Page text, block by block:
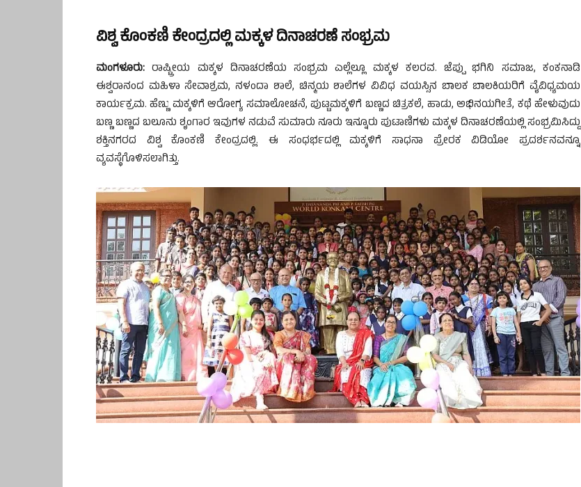
ವಿಶ್ವ ಕೊಂಕಣಿ ಕೇಂದ್ರದಲ್ಲಿ ಮಕ್ಕಳ ದಿನಾಚರಣೆ ಸಂಭ್ರಮ
ಮಂಗಳೂರು: ರಾಷ್ಟ್ರೀಯ ಮಕ್ಕಳ ದಿನಾಚರಣೆಯ ಸಂಭ್ರಮ ಎಲ್ಲೆಲ್ಲೂ ಮಕ್ಕಳ ಕಲರವ. ಜೆಪ್ಪು ಭಗಿನಿ ಸಮಾಜ, ಕಂಕನಾಡಿ
ಈಶ್ವರಾನಂದ ಮಹಿಳಾ ಸೇವಾಶ್ರಮ, ನಳಂದಾ ಶಾಲೆ, ಚಿನ್ಮಯ ಶಾಲೆಗಳ ವಿವಿಧ ವಯಸ್ಸಿನ ಬಾಲಕ ಬಾಲಕಿಯರಿಗೆ ವೈವಿಧ್ಯಮಯ
ಕಾರ್ಯಕ್ರಮ. ಹೆಣ್ಣು ಮಕ್ಕಳಿಗೆ ಆರೋಗ್ಯ ಸಮಾಲೋಚನೆ, ಪುಟ್ಟಮಕ್ಕಳಿಗೆ ಬಣ್ಣದ ಚಿತ್ರಕಲೆ, ಹಾಡು, ಅಭಿನಯಗೀತೆ, ಕಥೆ ಹೇಳುವುದು
ಬಣ್ಣ ಬಣ್ಣದ ಬಲೂನು ಶೃಂಗಾರ ಇವುಗಳ ನಡುವೆ ಸುಮಾರು ನೂರು ಇನ್ನೂರು ಪುಟಾಣಿಗಳು ಮಕ್ಕಳ ದಿನಾಚರಣೆಯಲ್ಲಿ ಸಂಭ್ರಮಿಸಿದ್ದು
ಶಕ್ತಿನಗರದ ವಿಶ್ವ ಕೊಂಕಣಿ ಕೇಂದ್ರದಲ್ಲಿ. ಈ ಸಂಧರ್ಭದಲ್ಲಿ ಮಕ್ಕಳಿಗೆ ಸಾಧನಾ ಪ್ರೇರಕ ವಿಡಿಯೋ ಪ್ರದರ್ಶನವನ್ನೂ
ವ್ಯವಸ್ಥೆಗೊಳಿಸಲಾಗಿತ್ತು.